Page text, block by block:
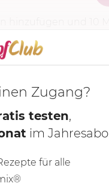
Zugang?
testen,
im Jahresabo
für alle